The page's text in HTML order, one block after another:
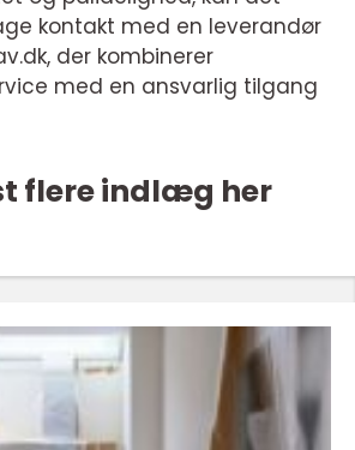
kontakt med en leverandør
der kombinerer
med en ansvarlig tilgang
flere indlæg her